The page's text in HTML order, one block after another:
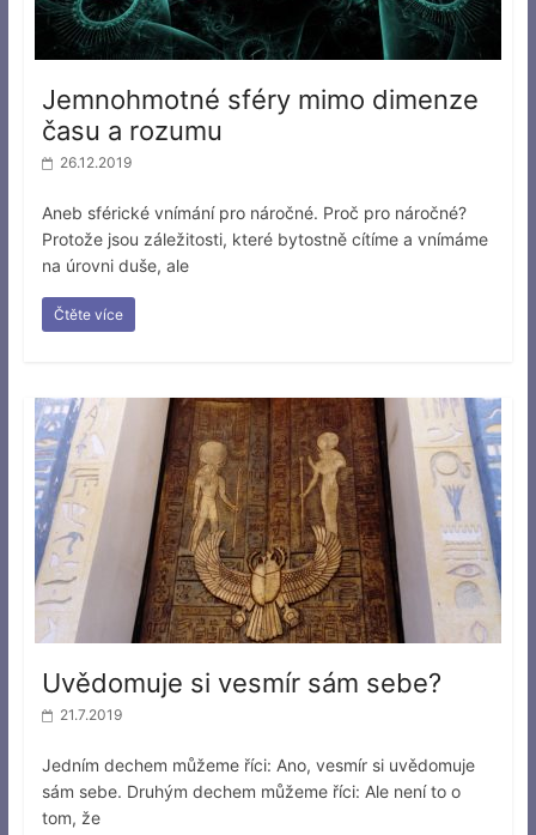
Jemnohmotné sféry mimo dimenze
času a rozumu
26.12.2019
Aneb sférické vnímání pro náročné. Proč pro náročné?
Protože jsou záležitosti, které bytostně cítíme a vnímáme
na úrovni duše, ale
Čtěte více
Uvědomuje si vesmír sám sebe?
21.7.2019
Jedním dechem můžeme říci: Ano, vesmír si uvědomuje
sám sebe. Druhým dechem můžeme říci: Ale není to o
tom, že